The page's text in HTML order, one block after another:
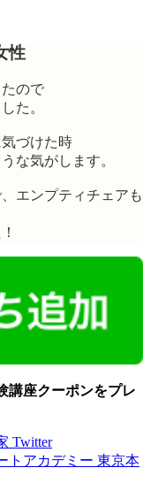
性
ので
た。
づけた時
な気がします。
エンプティチェアも
講座クーポンをプレ